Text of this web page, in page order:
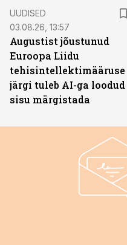
UUDISED
03.08.26, 13:57
Augustist jõustunud
Euroopa Liidu
tehisintellektimääruse
järgi tuleb AI-ga loodud
sisu märgistada